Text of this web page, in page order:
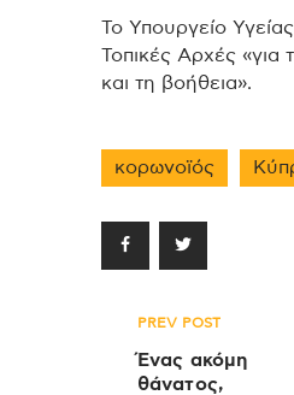
Το Υπουργείο Υγείας
Τοπικές Αρχές «για
και τη βοήθεια».
κορωνοϊός
Πλοήγηση
άρθρων
PREV POST
Ένας ακόμη
θάνατος,